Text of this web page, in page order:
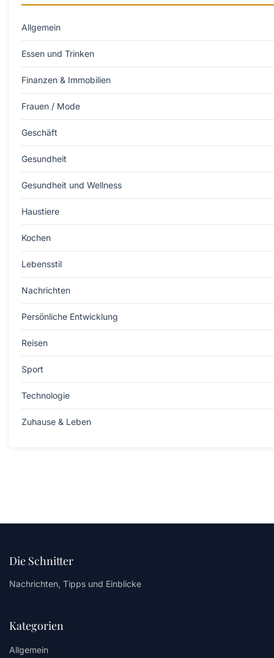
Allgemein
Essen und Trinken
Finanzen & Immobilien
Frauen / Mode
Geschäft
Gesundheit
Gesundheit und Wellness
Haustiere
Kochen
Lebensstil
Nachrichten
Persönliche Entwicklung
Reisen
Sport
Technologie
Zuhause & Leben
Die Schnitter
Nachrichten, Tipps und Einblicke
Kategorien
Allgemein